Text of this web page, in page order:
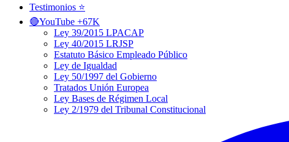
Testimonios ⭐️
🔴YouTube +67K
Ley 39/2015 LPACAP
Ley 40/2015 LRJSP
Estatuto Básico Empleado Público
Ley de Igualdad
Ley 50/1997 del Gobierno
Tratados Unión Europea
Ley Bases de Régimen Local
Ley 2/1979 del Tribunal Constitucional